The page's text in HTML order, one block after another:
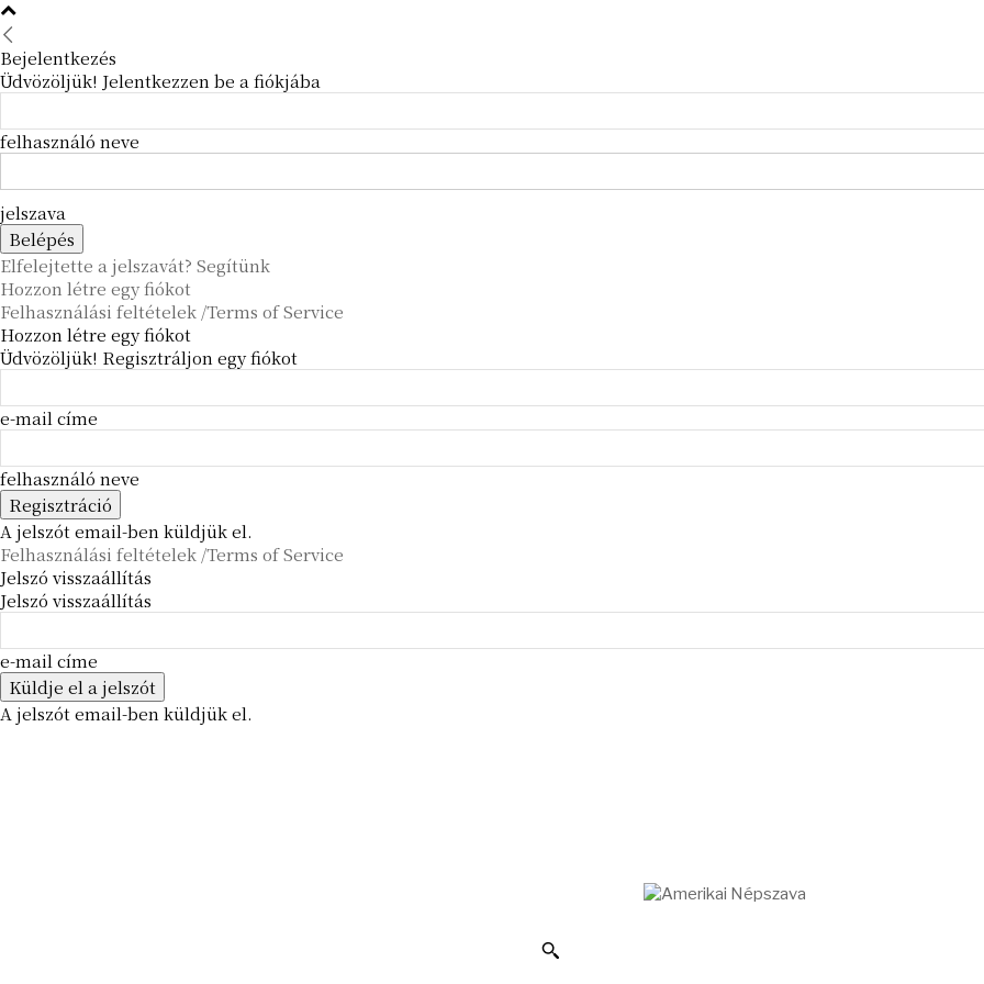
Bejelentkezés
Üdvözöljük! Jelentkezzen be a fiókjába
felhasználó neve
jelszava
Elfelejtette a jelszavát? Segítünk
Hozzon létre egy fiókot
Felhasználási feltételek /Terms of Service
Hozzon létre egy fiókot
Üdvözöljük! Regisztráljon egy fiókot
e-mail címe
felhasználó neve
A jelszót email-ben küldjük el.
Felhasználási feltételek /Terms of Service
Jelszó visszaállítás
Jelszó visszaállítás
e-mail címe
A jelszót email-ben küldjük el.